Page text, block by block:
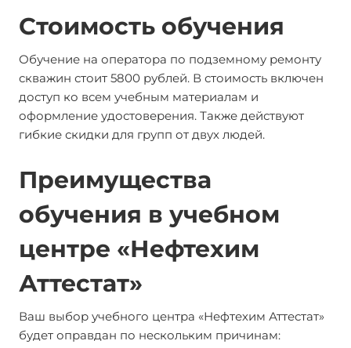
Стоимость обучения
Обучение на оператора по подземному ремонту
скважин стоит 5800 рублей. В стоимость включен
доступ ко всем учебным материалам и
оформление удостоверения. Также действуют
гибкие скидки для групп от двух людей.
Преимущества
обучения в учебном
центре «Нефтехим
Аттестат»
Ваш выбор учебного центра «Нефтехим Аттестат»
будет оправдан по нескольким причинам: